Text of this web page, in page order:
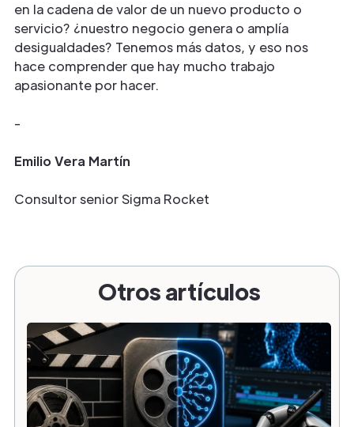
en la cadena de valor de un nuevo producto o
servicio? ¿nuestro negocio genera o amplía
desigualdades? Tenemos más datos, y eso nos
hace comprender que hay mucho trabajo
apasionante por hacer.
-
Emilio Vera Martín
Consultor senior Sigma Rocket
Otros artículos